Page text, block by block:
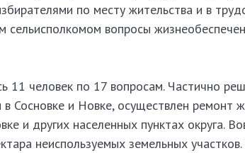
по месту жительства и в
сельисполкомом вопросы
11 человек по 17 вопросам. Частично
Сосновке и Новке, осуществлен ремонт
и других населенных пунктах округа.
неиспользуемых земельных